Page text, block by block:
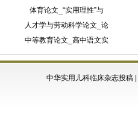
体育论文_“实用理性”与
人才学与劳动科学论文_论
中等教育论文_高中语文实
中华实用儿科临床杂志投稿|